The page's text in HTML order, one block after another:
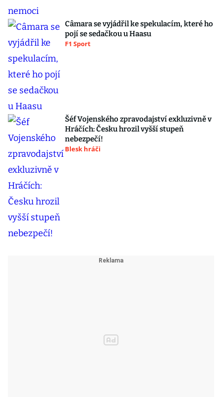
Câmara se vyjádřil ke spekulacím, které ho
pojí se sedačkou u Haasu
F1 Sport
Šéf Vojenského zpravodajství exkluzivně v
Hráčích: Česku hrozil vyšší stupeň
nebezpečí!
Blesk hráči